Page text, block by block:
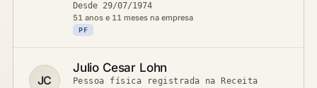
Desde 29/07/1974
51 anos e 11 meses na empresa
PF
JC
Julio Cesar Lohn
Pessoa física registrada na Receita